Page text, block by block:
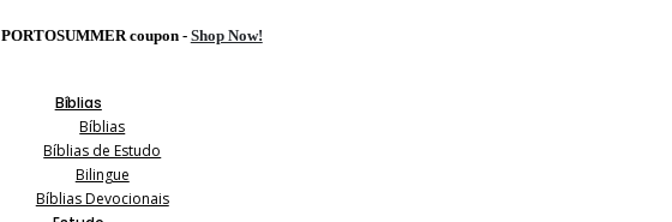
PORTOSUMMERcoupon - Shop Now!
Bíblias
Bíblias
Bíblias de Estudo
Bilingue
Bíblias Devocionais